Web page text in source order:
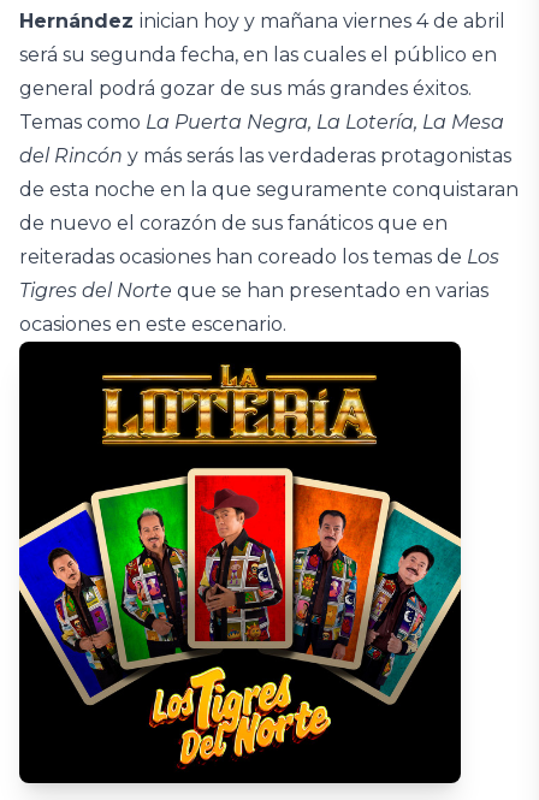
Hernández inician hoy y mañana viernes 4 de abril
será su segunda fecha, en las cuales el público en
general podrá gozar de sus más grandes éxitos.
Temas como La Puerta Negra, La Lotería, La Mesa
del Rincón y más serás las verdaderas protagonistas
de esta noche en la que seguramente conquistaran
de nuevo el corazón de sus fanáticos que en
reiteradas ocasiones han coreado los temas de Los
Tigres del Norte que se han presentado en varias
ocasiones en este escenario.